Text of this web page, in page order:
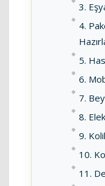
3.
4.
5.
6.
7.
8.
9.
10.
11.